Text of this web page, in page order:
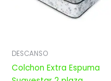
DESCANSO
Colchon Extra Espuma